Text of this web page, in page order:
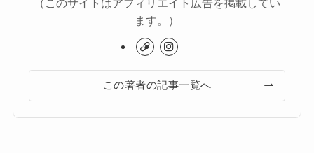
（このサイトはアフィリエイト広告を掲載してい
ます。）
この著者の記事一覧へ